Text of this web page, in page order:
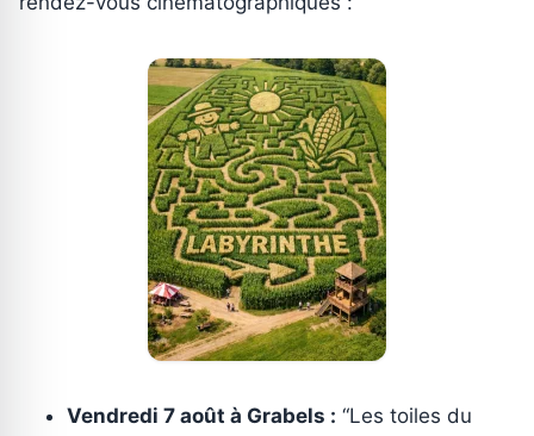
Vendredi 7 août à Grabels : “Les toiles du